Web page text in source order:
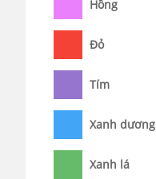
Hồng
Đỏ
Tím
Xanh dương
Xanh lá